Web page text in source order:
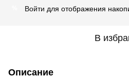
Войти для отображения
В
Описание